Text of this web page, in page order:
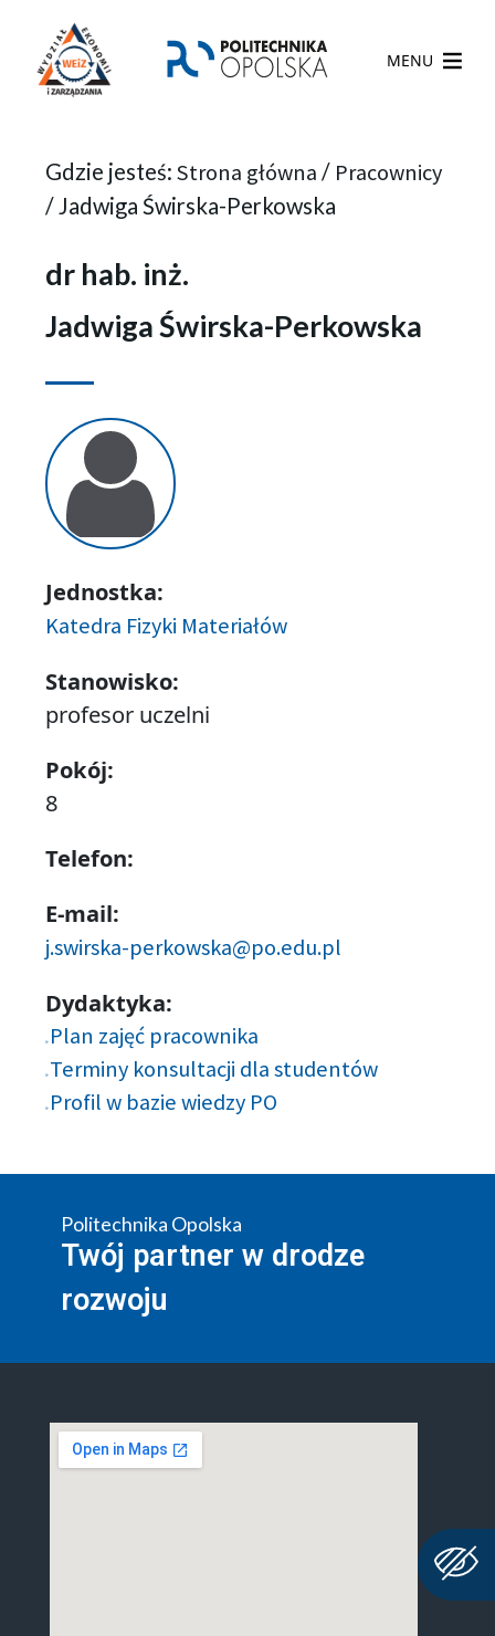
MENU
Gdzie jesteś: Strona główna / Pracownicy
/ Jadwiga Świrska-Perkowska
dr hab. inż.
Jadwiga Świrska-Perkowska
Jednostka:
Katedra Fizyki Materiałów
Stanowisko:
profesor uczelni
Pokój:
8
Telefon:
E-mail:
j.swirska-perkowska@po.edu.pl
Dydaktyka:
Plan zajęć pracownika
Terminy konsultacji dla studentów
Profil w bazie wiedzy PO
Politechnika Opolska
Twój partner w drodze
rozwoju